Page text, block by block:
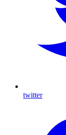
twitter